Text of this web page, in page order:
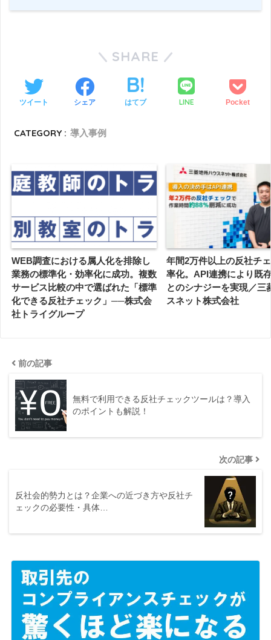
SHARE
ツイート シェア はてブ LINE Pocket
CATEGORY : 導入事例
WEB調査における属人化を排除し
業務の標準化・効率化に成功。複数
サービス比較の中で選ばれた「標準
化できる反社チェック」──株式会
社トライグループ
年間2万件以上の反社チ
率化。API連携により既
とのシナジーを実現／三
スネット株式会社
前の記事
無料で利用できる反社チェックツールは？導入
のポイントも解説！
次の記事
反社会的勢力とは？企業への近づき方や反社チ
ェックの必要性・具体…